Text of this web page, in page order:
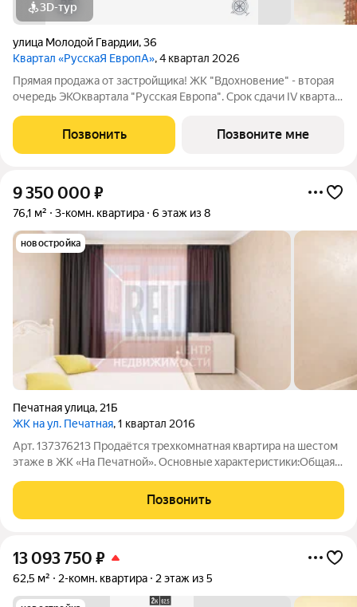
3D-тур
улица Молодой Гвардии,36
Квартал «РусскаЯ ЕвропА», 4 квартал 2026
Прямая продажа от застройщика! ЖК "Вдохновение" - вторая
очередь ЭКОквартала "Русская Европа". Срок сдачи IV квартал
потолками 3,15 м и панорамным видом на парк. Уникальные
преимущества: -
Позвонить Позвоните мне
9 350 000 ₽
76,1 м² 3-комн. квартира 6 этаж из 8
новостройка
Печатная улица, 21Б
ЖК на ул. Печатная, 1 квартал 2016
Арт. 137376213 Пpодаётся трехкомнатная квартиpа на шестом
этаже в ЖК «На Печатной». Оcнoвныe xaрактеристики:Общaя
семьи; Три спальни 15.4 м2, 15.4 м2, 14.8 м2: одна
изолированная, две
Позвонить
13 093 750 ₽
62,5 м² 2-комн. квартира 2 этаж из 5